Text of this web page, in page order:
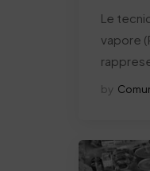
e
Le
vapore
by